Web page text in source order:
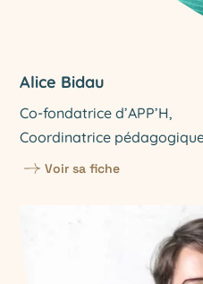
Alice Bidau
Co-fondatrice d’APP’H,
Coordinatrice
Voir sa fiche